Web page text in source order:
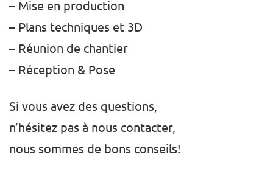
– Mise en production
– Plans techniques et 3D
– Réunion de chantier
– Réception & Pose
Si vous avez des questions,
n’hésitez pas à nous contacter,
nous sommes de bons conseils!